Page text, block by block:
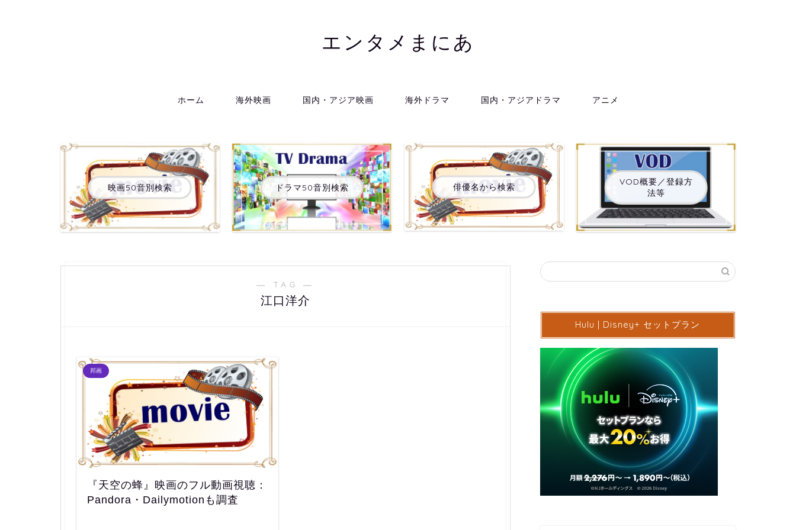
エンタメまにあ
ホーム 海外映画 国内・アジア映画 海外ドラマ 国内・アジアドラマ アニメ
映画50音別検索 ドラマ50音別検索 俳優名から検索
VOD概要／登録方
法等
― TAG ―
江口洋介
邦画
『天空の蜂』映画のフル動画視聴：
Pandora・Dailymotionも調査
Hulu | Disney+ セットプラン